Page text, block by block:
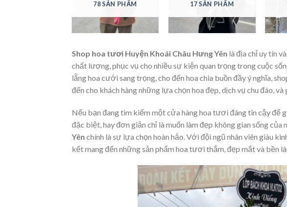
78 SẢN PHẨM 17 SẢN PHẨM
Shop hoa tươi Huyện Khoái Châu Hưng Yên là địa chỉ uy tín
chất lượng, phục vụ cho nhiều sự kiện quan trọng trong cuộc
lẵng hoa cưới sang trọng, cho đến hoa chia buồn đầy ý nghĩa,
đến cho khách hàng những lựa chọn hoa đẹp, dịch vụ chu đáo, và
Nếu bạn đang tìm kiếm một cửa hàng hoa tươi đáng tin cậy để
đặc biệt, hay đơn giản chỉ là muốn làm đẹp không gian sống của
Yên chính là sự lựa chọn hoàn hảo. Với đội ngũ nhân viên giàu
kết mang đến những sản phẩm hoa tươi thắm, đẹp mắt và bền